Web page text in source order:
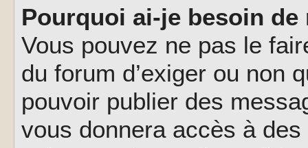
Pourquoi ai-je besoin
Vous pouvez ne pas le
du forum d’exiger ou non
pouvoir publier des
vous donnera accès à